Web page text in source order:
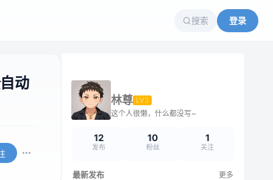
搜索 登录
动
林尊 LV3
这个人很懒，什么都没写~
12
发布
10
粉丝
1
关注
最新发布 更多